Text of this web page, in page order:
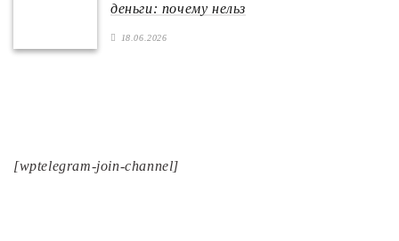
деньги: почему нельз
18.06.2026
[wptelegram-join-channel]